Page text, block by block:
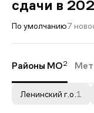
сдачи в
По умолчанию7
Районы МО2
Ленинский г.о. 1